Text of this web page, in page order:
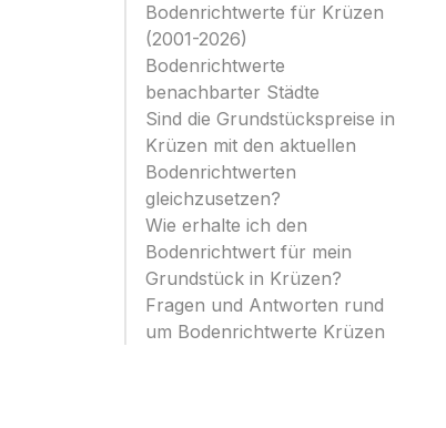
Bodenrichtwerte für Krüzen
(2001-2026)
Bodenrichtwerte
benachbarter Städte
Sind die Grundstückspreise in
Krüzen mit den aktuellen
Bodenrichtwerten
gleichzusetzen?
Wie erhalte ich den
Bodenrichtwert für mein
Grundstück in Krüzen?
Fragen und Antworten rund
um Bodenrichtwerte Krüzen